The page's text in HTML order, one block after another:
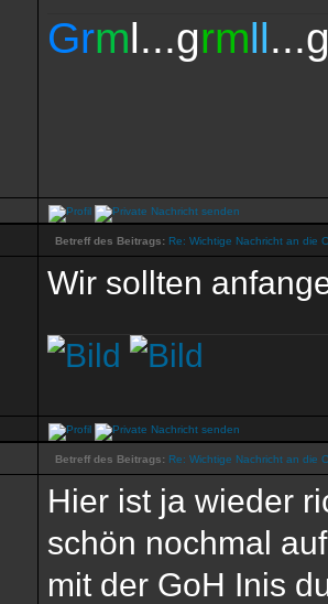
Grml...grmll
Betreff des Beitrags: Re: Wichtige Nachricht an die
Wir sollten
Betreff des Beitrags: Re: Wichtige Nachricht an die
Hier ist ja wieder
schön nochmal
mit der GoH Inis